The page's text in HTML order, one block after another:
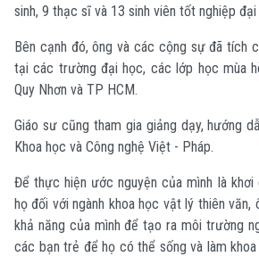
sinh, 9 thạc sĩ và 13 sinh viên tốt nghiệp đại
Bên cạnh đó, ông và các cộng sự đã tích
tại các trường đại học, các lớp học mùa
Quy Nhơn và TP HCM.
Giáo sư cũng tham gia giảng dạy, hướng
Khoa học và Công nghệ Việt - Pháp.
Để thực hiện ước nguyện của mình là
họ đối với ngành khoa học vật lý thiên văn,
khả năng của mình để tạo ra môi trường
các bạn trẻ để họ có thể sống và làm